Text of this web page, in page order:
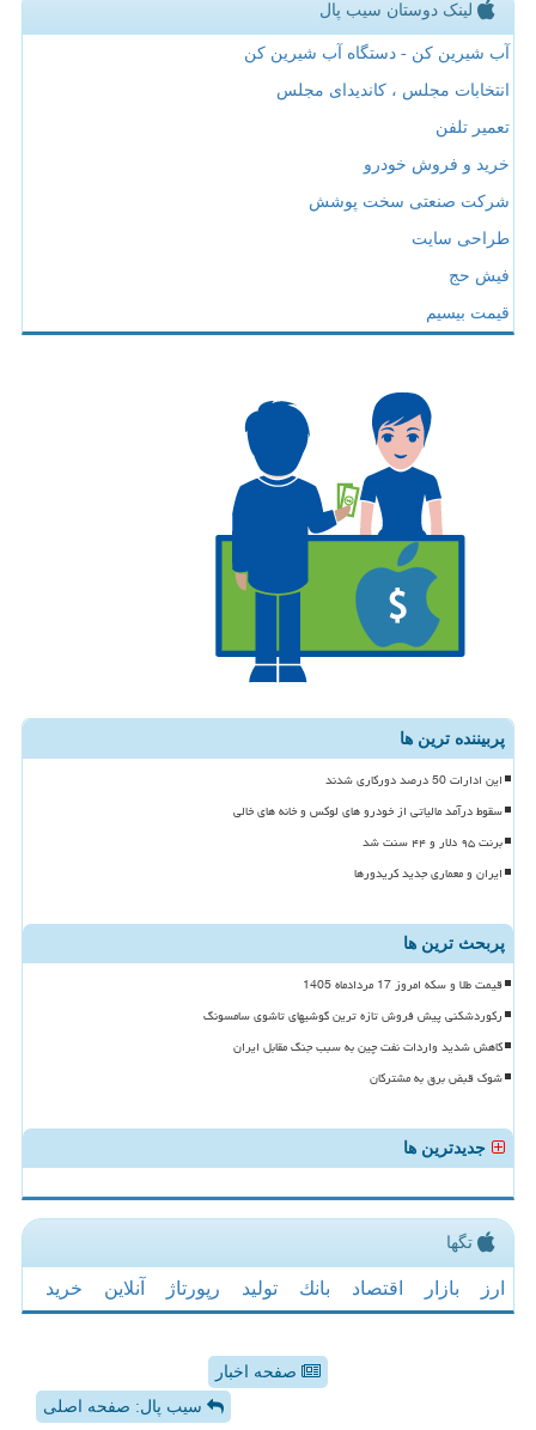
لینک دوستان سیب پال
آب شیرین کن - دستگاه آب شیرین کن
انتخابات مجلس ، کاندیدای مجلس
تعمیر تلفن
خرید و فروش خودرو
شرکت صنعتی سخت پوشش
طراحی سایت
فیش حج
قیمت بیسیم
پربیننده ترین ها
این ادارات 50 درصد دورکاری شدند
سقوط درآمد مالیاتی از خودرو های لوکس و خانه های خالی
برنت ۹۵ دلار و ۴۴ سنت شد
ایران و معماری جدید کریدورها
پربحث ترین ها
قیمت طلا و سکه امروز 17 مردادماه 1405
رکوردشکنی پیش فروش تازه ترین گوشیهای تاشوی سامسونگ
کاهش شدید واردات نفت چین به سبب جنگ مقابل ایران
شوک قبض برق به مشترکان
جدیدترین ها
تگها
ارز بازار اقتصاد بانك تولید رپورتاژ آنلاین خرید
صفحه اخبار
سیب پال: صفحه اصلی